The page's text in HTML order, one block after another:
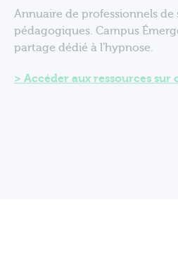
Annuaire de professionnels de
pédagogiques. Campus
partage dédié à l'hypnose.
Accéder aux ressources sur